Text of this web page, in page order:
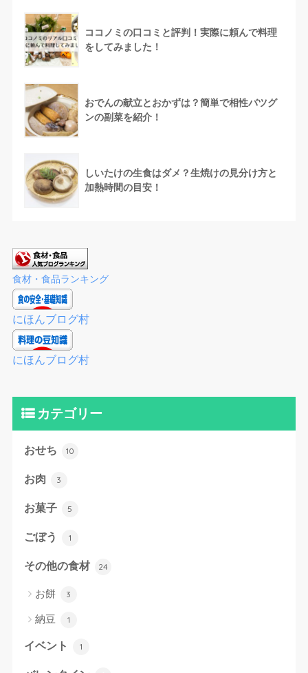
ココノミの口コミと評判！実際に頼んで料理
をしてみました！
おでんの献立とおかずは？簡単で相性バツグ
ンの副菜を紹介！
しいたけの生食はダメ？生焼けの見分け方と
加熱時間の目安！
食材・食品ランキング
にほんブログ村
にほんブログ村
カテゴリー
おせち 10
お肉 3
お菓子 5
ごぼう 1
その他の食材 24
お餅 3
納豆 1
イベント 1